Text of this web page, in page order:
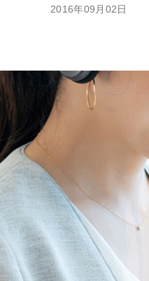
2016年09月02日